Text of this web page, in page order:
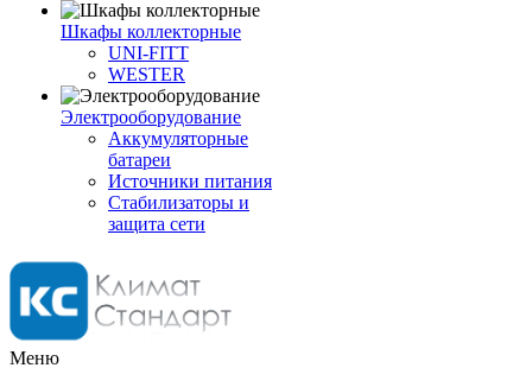
Шкафы коллекторные
UNI-FITT
WESTER
Электрооборудование
Аккумуляторные
батареи
Источники питания
Стабилизаторы и
защита сети
Меню